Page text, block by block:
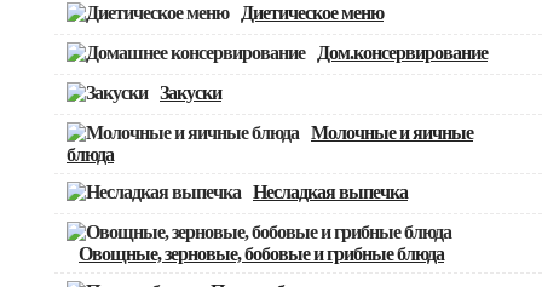
Диетическое меню
Дом.консервирование
Закуски
Молочные и яичные
блюда
Несладкая выпечка
Овощные, зерновые, бобовые и грибные блюда